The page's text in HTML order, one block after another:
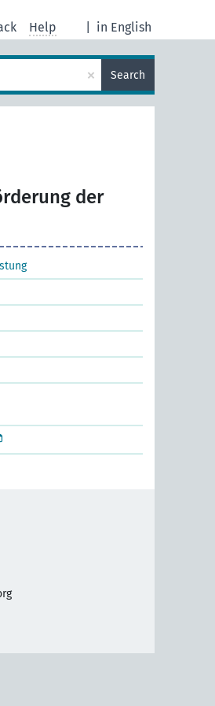
in English
Help
× Search
der